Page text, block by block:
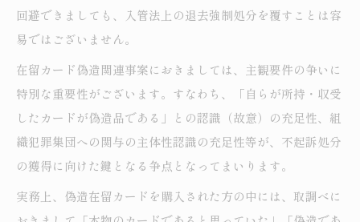
回避できましても、入管法上の退去強制処分を覆すことは容
易ではございません。
在留カード偽造関連事案におきましては、主観要件の争いに
特別な重要性がございます。すなわち、「自らが所持・収受
したカードが偽造品である」との認識（故意）の充足性、組
織犯罪集団への関与の主体性認識の充足性等が、不起訴処分
の獲得に向けた鍵となる争点となってまいります。
実務上、偽造在留カードを購入された方の中には、取調べに